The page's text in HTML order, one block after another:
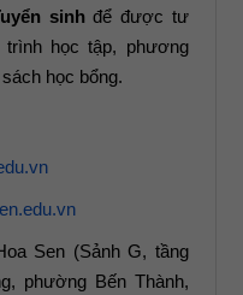
sinhđể được tư
học tập, phương
học bổng.
Sen (Sảnh G, tầng
phường Bến Thành,